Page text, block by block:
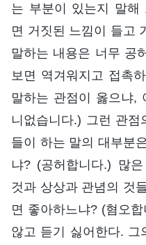
는 부분이 있는지 말해
면 거짓된 느낌이 들고
말하는 내용은 너무 공
보면 역겨워지고 접촉
말하는 관점이 옳으냐,
니없습니다.) 그런 관
들이 하는 말의 대부분
냐? (공허합니다.) 많
것과 상상과 관념의 것
면 좋아하느냐? (혐오
않고 듣기 싫어한다. 그